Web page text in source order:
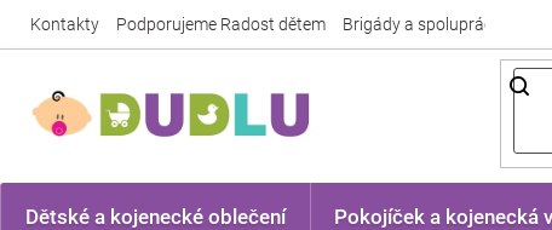
Kontakty Podporujeme Radost dětem Brigády a spolupráce
Dětské a kojenecké oblečení Pokojíček a kojenecká